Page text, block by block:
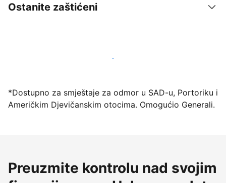
Ostanite zaštićeni
*Dostupno za smještaje za odmor u SAD-u, Portoriku i
Američkim Djevičanskim otocima. Omogućio Generali.
Preuzmite kontrolu nad svojim